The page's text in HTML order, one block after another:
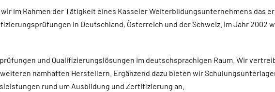
im Rahmen der Tätigkeit eines Kasseler Weiterbildungsunternehmens das
in Deutschland, Österreich und der Schweiz. Im Jahr 2002
und Qualifizierungslösungen im deutschsprachigen Raum. Wir
namhaften Herstellern. Ergänzend dazu bieten wir
rund um Ausbildung und Zertifizierung an.